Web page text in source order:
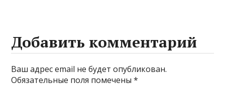
Добавить комментарий
Ваш адрес email не будет опубликован.
Обязательные поля помечены*